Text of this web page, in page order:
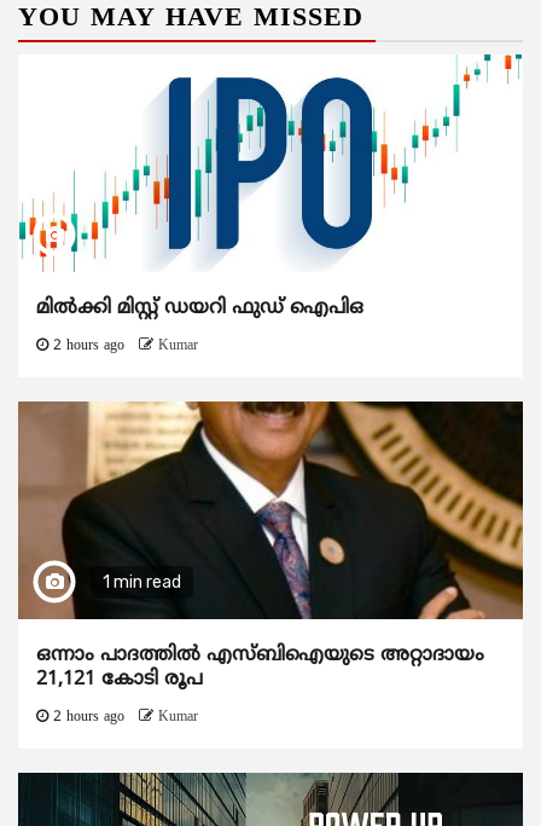
YOU MAY HAVE MISSED
മിൽക്കി മിസ്റ്റ് ഡയറി ഫുഡ് ഐപിഒ
2 hours ago Kumar
1 min read
ഒന്നാം പാദത്തിൽ എസ്ബിഐയുടെ അറ്റാദായം
21,121 കോടി രൂപ
2 hours ago Kumar